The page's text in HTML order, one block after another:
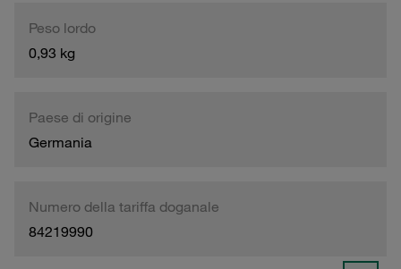
Peso lordo
0,93 kg
Paese di origine
Germania
Numero della tariffa doganale
84219990